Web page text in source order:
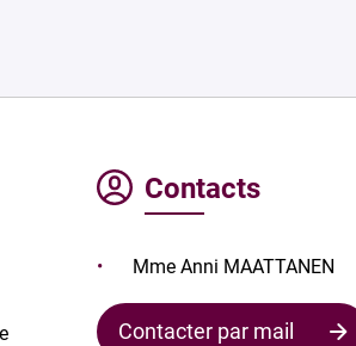
Contacts
Mme Anni MAATTANEN
Contacter par mail